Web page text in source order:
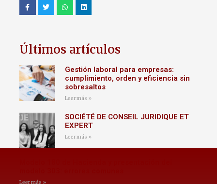
Últimos artículos
Gestión laboral para empresas:
cumplimiento, orden y eficiencia sin
sobresaltos
Leer más »
SOCIÉTÉ DE CONSEIL JURIDIQUE ET
EXPERT
Leer más »
Leer más »